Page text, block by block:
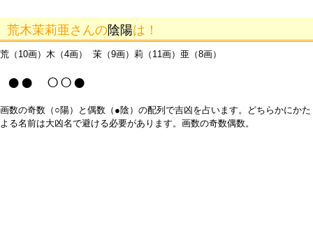
荒木茉莉亜さんの陰陽は！
荒（10画）木（4画） 茉（9画）莉（11画）亜（8画）
●● ○○●
画数の奇数（○陽）と偶数（●陰）の配列で吉凶を占います。どちらかにかた
よる名前は大凶名で避ける必要があります。画数の奇数偶数。